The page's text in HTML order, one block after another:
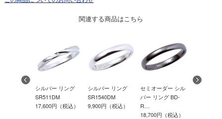
関連する商品はこちら
シルバー リング
SR511DM
17,600円（税込）
シルバー リング
SR1540DM
9,900円（税込）
セミオーダー シル
バー リング BD-
R…
18,700円（税込）